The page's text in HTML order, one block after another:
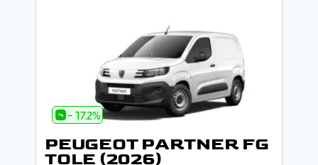
- 17.2%
PEUGEOT PARTNER FG
TOLE (2026)